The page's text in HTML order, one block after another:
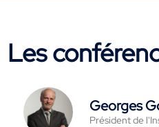
Les
Georges
Président de